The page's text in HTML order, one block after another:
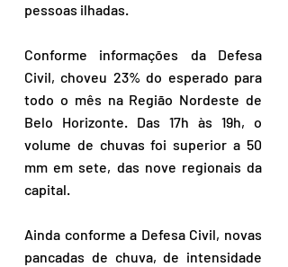
pessoas ilhadas.
Conforme informações da Defesa
Civil, choveu 23% do esperado para
todo o mês na Região Nordeste de
Belo Horizonte. Das 17h às 19h, o
volume de chuvas foi superior a 50
mm em sete, das nove regionais da
capital.
Ainda conforme a Defesa Civil, novas
pancadas de chuva, de intensidade